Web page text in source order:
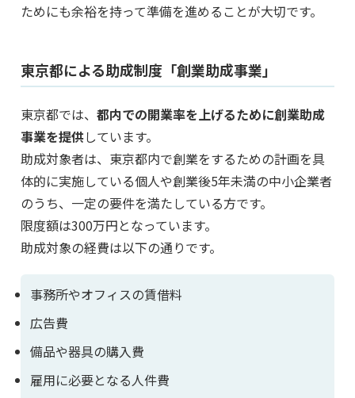
ためにも余裕を持って準備を進めることが大切です。
東京都による助成制度「創業助成事業」
東京都では、 都内での開業率を上げるために創業助成
事業を提供しています。
助成対象者は、東京都内で創業をするための計画を具
体的に実施している個人や創業後5年未満の中小企業者
のうち、一定の要件を満たしている方です。
限度額は300万円となっています。
助成対象の経費は以下の通りです。
事務所やオフィスの賃借料
広告費
備品や器具の購入費
雇用に必要となる人件費